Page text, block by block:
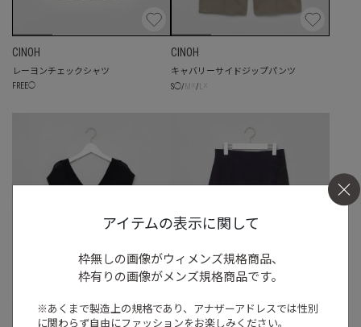
CINOH
レーヨンチェックシャツ
FREE◯
CINOH
キャバリーサイドジップパンツ
S◯/ /
アイテムの表示に関して
枠無しの画像がウィメンズ規格商品、
枠有りの画像がメンズ規格商品です。
※あくまで製造上の規格であり、アナザーアドレスでは性別
に関わらず自由にファッションをお楽しみください。